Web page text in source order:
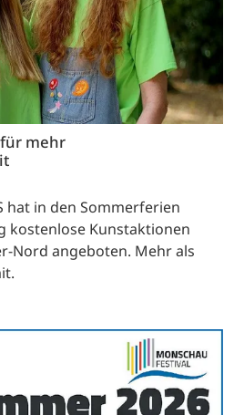
mehr
hat in den Sommerferien
kostenlose Kunstaktionen
Nord angeboten. Mehr als